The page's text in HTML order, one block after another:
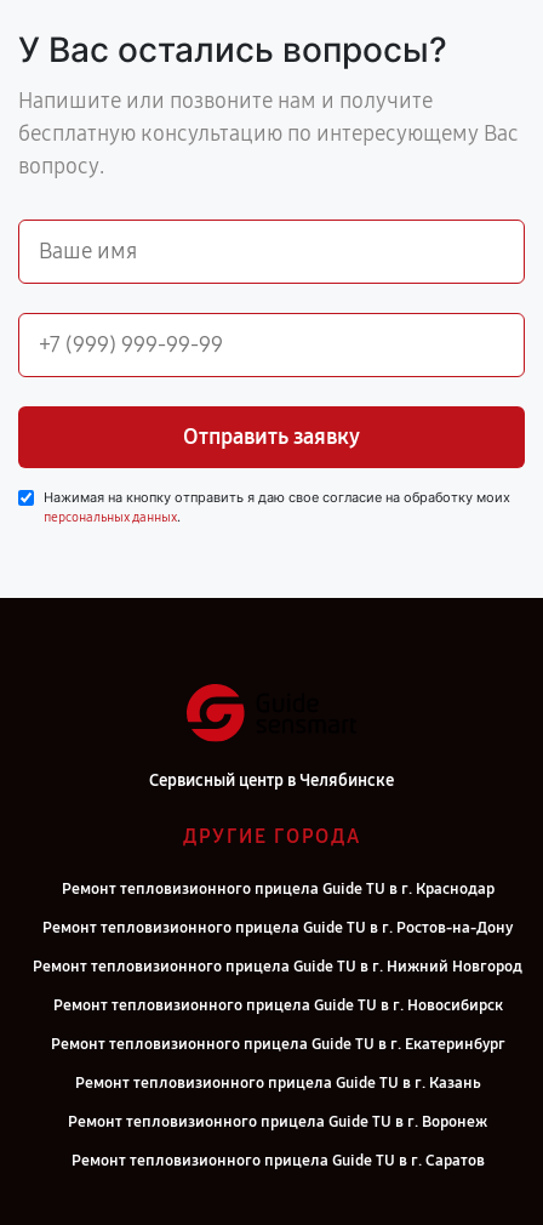
У Вас остались вопросы?
Напишите или позвоните нам и получите
бесплатную консультацию по интересующему Вас
вопросу.
Отправить заявку
Нажимая на кнопку отправить я даю свое согласие на обработку моих
персональных данных.
Сервисный центр в Челябинске
ДРУГИЕ ГОРОДА
Ремонт тепловизионного прицела Guide TU в г. Краснодар
Ремонт тепловизионного прицела Guide TU в г. Ростов-на-Дону
Ремонт тепловизионного прицела Guide TU в г. Нижний Новгород
Ремонт тепловизионного прицела Guide TU в г. Новосибирск
Ремонт тепловизионного прицела Guide TU в г. Екатеринбург
Ремонт тепловизионного прицела Guide TU в г. Казань
Ремонт тепловизионного прицела Guide TU в г. Воронеж
Ремонт тепловизионного прицела Guide TU в г. Саратов